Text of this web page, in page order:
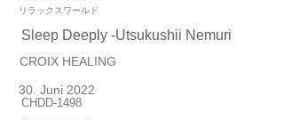
リラックスワールド
Sleep Deeply -Utsukushii Nemuri
CROIX HEALING
30. Juni 2022
CHDD-1498